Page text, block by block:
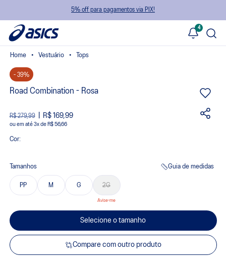
5% off para pagamentos via PIX!
4
Vestuário Tops
- 39%
Road Combination - Rosa
R$ 279,99 R$ 169,99
ou 3xde R$ 56,66
Cor:
Tamanhos Guia de medidas
PP M G 2G
Selecione o tamanho
Compare com outro produto